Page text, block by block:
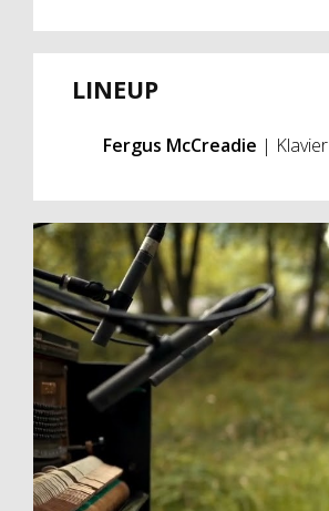
LINEUP
Fergus McCreadie | Klavier